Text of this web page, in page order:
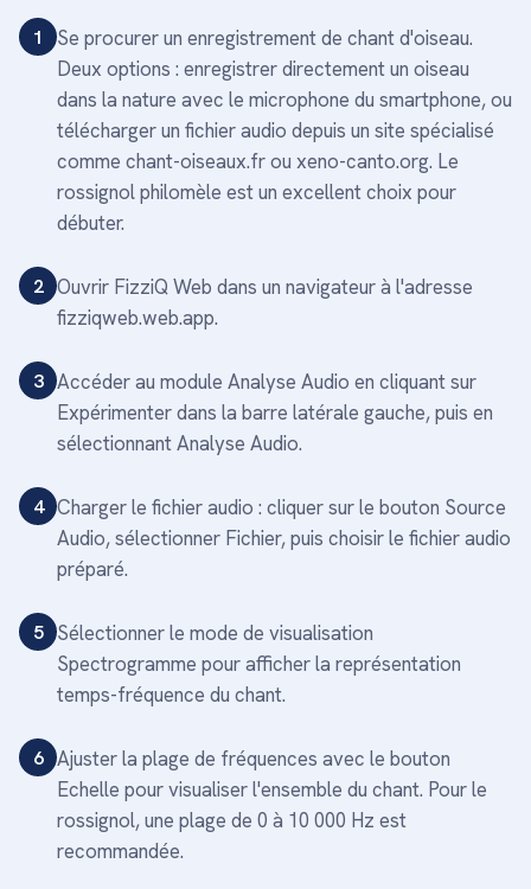
1
Se procurer un enregistrement de chant d'oiseau.
Deux options : enregistrer directement un oiseau
dans la nature avec le microphone du smartphone, ou
télécharger un fichier audio depuis un site spécialisé
comme chant-oiseaux.fr ou xeno-canto.org. Le
rossignol philomèle est un excellent choix pour
débuter.
2 Ouvrir FizziQ Web dans un navigateur à l'adresse
fizziqweb.web.app.
3 Accéder au module Analyse Audio en cliquant sur
Expérimenter dans la barre latérale gauche, puis en
sélectionnant Analyse Audio.
4 Charger le fichier audio : cliquer sur le bouton Source
Audio, sélectionner Fichier, puis choisir le fichier audio
préparé.
5 Sélectionner le mode de visualisation
Spectrogramme pour afficher la représentation
temps-fréquence du chant.
6 Ajuster la plage de fréquences avec le bouton
Echelle pour visualiser l'ensemble du chant. Pour le
rossignol, une plage de 0 à 10 000 Hz est
recommandée.